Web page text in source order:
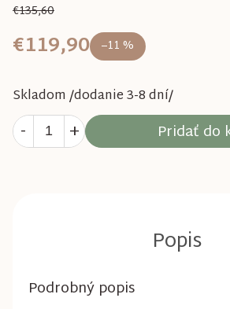
€135,60
–11 %
€119,90
Skladom /dodanie 3-8 dní/
Pridať do
Podrobný popis